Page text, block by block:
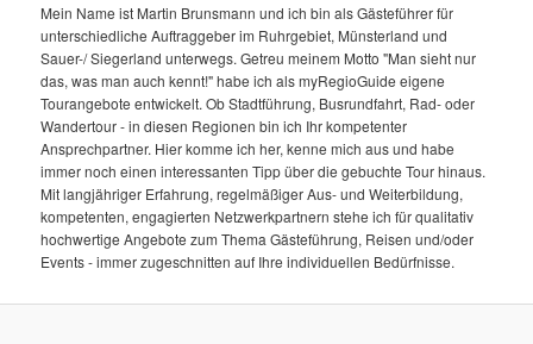
Mein Name ist Martin Brunsmann und ich bin als Gästeführer für
unterschiedliche Auftraggeber im Ruhrgebiet, Münsterland und
Sauer-/ Siegerland unterwegs. Getreu meinem Motto "Man sieht nur
das, was man auch kennt!" habe ich als myRegioGuide eigene
Tourangebote entwickelt. Ob Stadtführung, Busrundfahrt, Rad- oder
Wandertour - in diesen Regionen bin ich Ihr kompetenter
Ansprechpartner. Hier komme ich her, kenne mich aus und habe
immer noch einen interessanten Tipp über die gebuchte Tour hinaus.
Mit langjähriger Erfahrung, regelmäßiger Aus- und Weiterbildung,
kompetenten, engagierten Netzwerkpartnern stehe ich für qualitativ
hochwertige Angebote zum Thema Gästeführung, Reisen und/oder
Events - immer zugeschnitten auf Ihre individuellen Bedürfnisse.